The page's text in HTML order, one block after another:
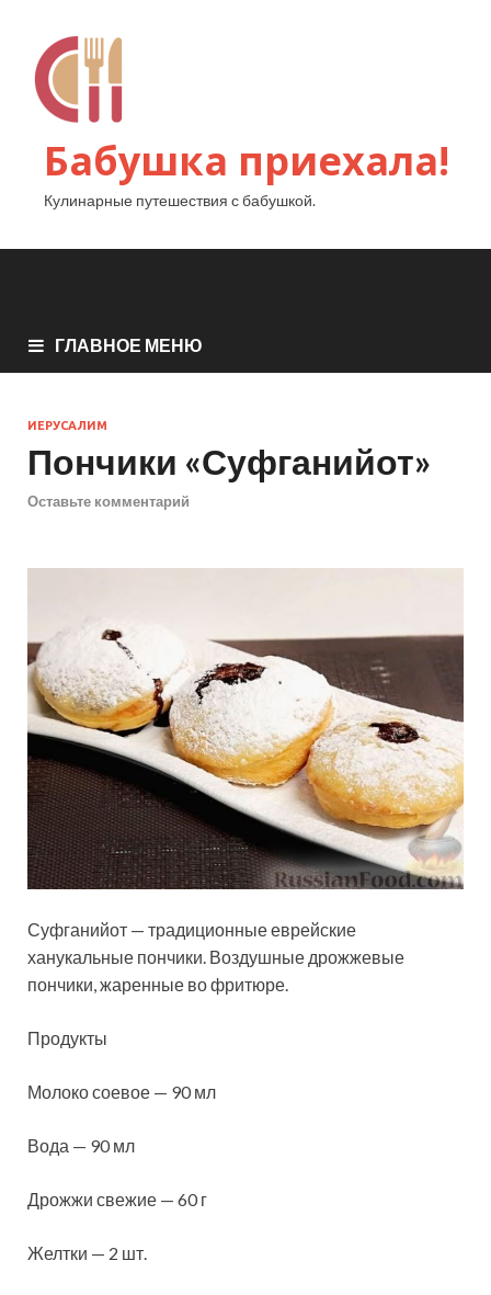
Бабушка приехала!
Кулинарные путешествия с бабушкой.
ГЛАВНОЕ МЕНЮ
ИЕРУСАЛИМ
Пончики «Суфганийот»
Оставьте комментарий
Суфганийот — традиционные еврейские
ханукальные пончики. Воздушные дрожжевые
пончики, жаренные во фритюре.
Продукты
Молоко соевое — 90 мл
Вода — 90 мл
Дрожжи свежие — 60 г
Желтки — 2 шт.